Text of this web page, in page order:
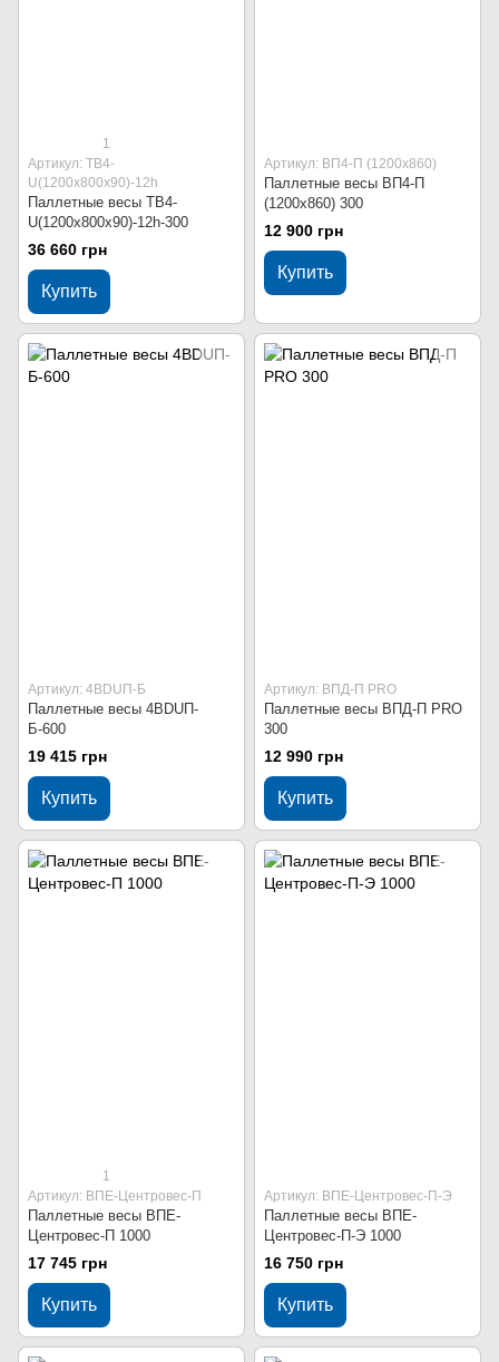
1
Артикул: ТВ4-
U(1200х800х90)-12h
Паллетные весы ТВ4-
U(1200х800х90)-12h-300
36 660 грн
Купить
Артикул: ВП4-П (1200х860)
Паллетные весы ВП4-П
(1200х860) 300
12 900 грн
Купить
Артикул: 4BDUП-Б
Паллетные весы 4BDUП-
Б-600
19 415 грн
Купить
Артикул: ВПД-П PRO
Паллетные весы ВПД-П PRO
300
12 990 грн
Купить
1
Артикул: ВПЕ-Центровес-П
Паллетные весы ВПЕ-
Центровес-П 1000
17 745 грн
Купить
Артикул: ВПЕ-Центровес-П-Э
Паллетные весы ВПЕ-
Центровес-П-Э 1000
16 750 грн
Купить